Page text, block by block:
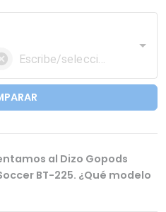
al Dizo Gopods
BT-225. ¿Qué modelo